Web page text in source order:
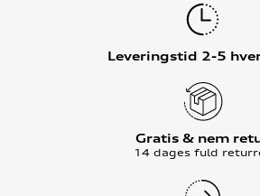
Leveringstid 2-5
Gratis & nem
14 dages fuld